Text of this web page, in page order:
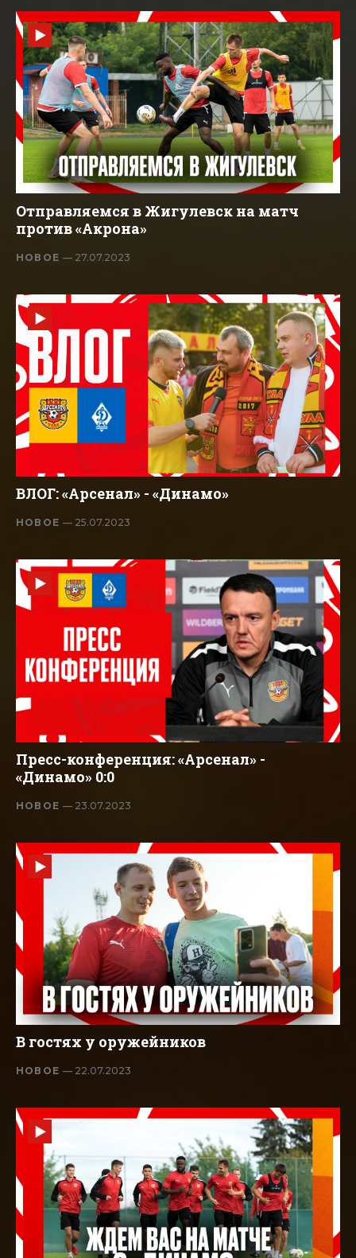
Отправляемся в Жигулевск на матч
против «Акрона»
НОВОЕ— 27.07.2023
ВЛОГ: «Арсенал» - «Динамо»
НОВОЕ— 25.07.2023
Пресс-конференция: «Арсенал» -
«Динамо» 0:0
НОВОЕ— 23.07.2023
В гостях у оружейников
НОВОЕ— 22.07.2023